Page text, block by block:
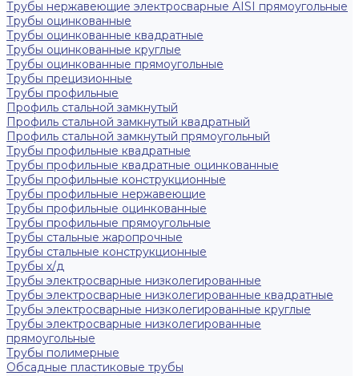
Трубы нержавеющие электросварные AISI прямоугольные
Трубы оцинкованные
Трубы оцинкованные квадратные
Трубы оцинкованные круглые
Трубы оцинкованные прямоугольные
Трубы прецизионные
Трубы профильные
Профиль стальной замкнутый
Профиль стальной замкнутый квадратный
Профиль стальной замкнутый прямоугольный
Трубы профильные квадратные
Трубы профильные квадратные оцинкованные
Трубы профильные конструкционные
Трубы профильные нержавеющие
Трубы профильные оцинкованные
Трубы профильные прямоугольные
Трубы стальные жаропрочные
Трубы стальные конструкционные
Трубы х/д
Трубы электросварные низколегированные
Трубы электросварные низколегированные квадратные
Трубы электросварные низколегированные круглые
Трубы электросварные низколегированные
прямоугольные
Трубы полимерные
Обсадные пластиковые трубы